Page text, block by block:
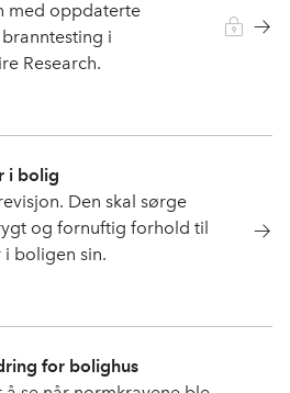
med oppdaterte
i
Research.
i bolig
Den skal sørge
og fornuftig forhold til
i boligen sin.
for bolighus